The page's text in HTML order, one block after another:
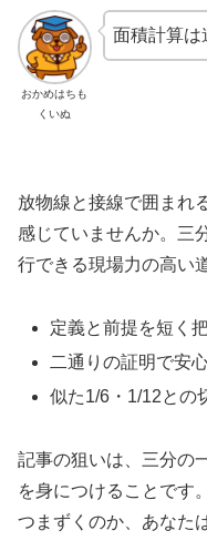
おかめはちも
くいぬ
面積計算は
放物線と接線で囲まれ
感じていませんか。三
行できる現場力の高い
定義と前提を短く
二通りの証明で安
似た1/6・1/12との
記事の狙いは、三分の
を身につけることです
つまずくのか、あなた